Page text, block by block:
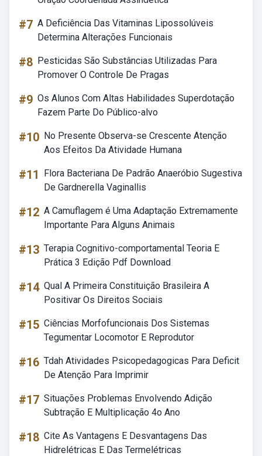
#7 A Deficiência Das Vitaminas Lipossolúveis
Determina Alterações Funcionais
#8 Pesticidas São Substâncias Utilizadas Para
Promover O Controle De Pragas
#9 Os Alunos Com Altas Habilidades Superdotação
Fazem Parte Do Público-alvo
#10 No Presente Observa-se Crescente Atenção
Aos Efeitos Da Atividade Humana
#11
Flora Bacteriana De Padrão Anaeróbio Sugestiva
De Gardnerella Vaginallis
#12 A Camuflagem é Uma Adaptação Extremamente
Importante Para Alguns Animais
#13 Terapia Cognitivo-comportamental Teoria E
Prática 3 Edição Pdf Download
#14 Qual A Primeira Constituição Brasileira A
Positivar Os Direitos Sociais
#15 Ciências Morfofuncionais Dos Sistemas
Tegumentar Locomotor E Reprodutor
#16 Tdah Atividades Psicopedagogicas Para Deficit
De Atenção Para Imprimir
#17 Situações Problemas Envolvendo Adição
Subtração E Multiplicação 4o Ano
#18 Cite As Vantagens E Desvantagens Das
Hidrelétricas E Das Termelétricas